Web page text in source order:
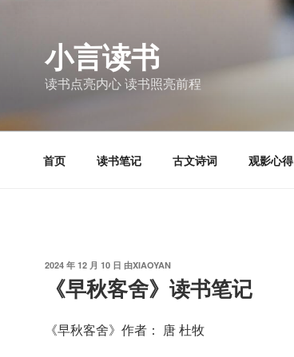
小言读书
读书点亮内心 读书照亮前程
首页 读书笔记 古文诗词 观影心得
发
2024 年 12 月 10 日 由XIAOYAN
《早秋客舍》读书笔记
《早秋客舍》作者： 唐 杜牧